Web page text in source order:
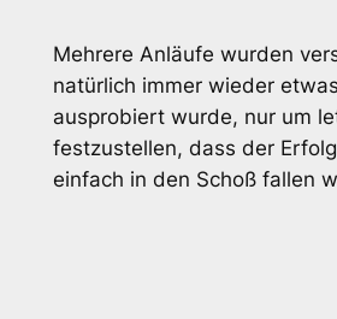
Mehrere Anläufe wurden
natürlich immer wieder
ausprobiert wurde, nur um
festzustellen, dass der
einfach in den Schoß fallen